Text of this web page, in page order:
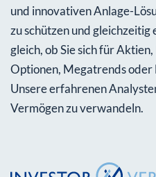
und innovativen Anlage-
zu schützen und
gleich, ob Sie sich für
Optionen, Megatrends
Unsere erfahrenen
Vermögen zu verwandeln.